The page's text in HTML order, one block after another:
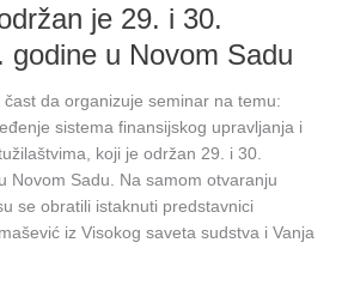
je 29. i 30.
godine u Novom Sadu
da organizuje seminar na temu:
sistema finansijskog upravljanja i
koji je održan 29. i 30.
Novom Sadu. Na samom otvaranju
se obratili istaknuti predstavnici
iz Visokog saveta sudstva i Vanja